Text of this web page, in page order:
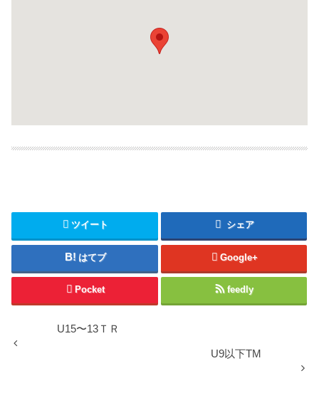
ツイート シェア
はてブ Google+
Pocket feedly
U15〜13ＴＲ
U9以下TM